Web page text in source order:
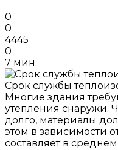
0
0
4445
0
7 мин.
Срок службы
Многие здания
утепления снаружи.
долго, материалы
этом в зависимости
составляет в